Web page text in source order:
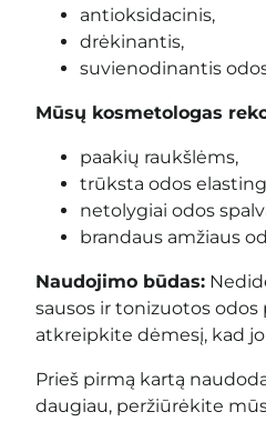
antioksidacinis,
drėkinantis,
suvienodinantis
Mūsų kosmetologas
paakių raukšlėms,
trūksta odos
netolygiai odos
brandaus amžiaus
Naudojimo būdas:
sausos ir tonizuotos
atkreipkite dėmesį, kad
Prieš pirmą kartą
daugiau, peržiūrėkite